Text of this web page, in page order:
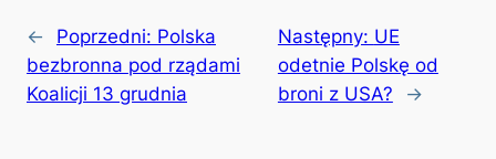
← Poprzedni: Polska
bezbronna pod rządami
Koalicji 13 grudnia
Następny: UE
odetnie Polskę od
broni z USA?
→